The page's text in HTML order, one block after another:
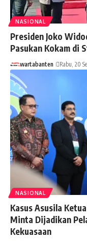
NASIONAL
Presiden Joko
Pasukan Kokam di
wartabanten Rabu, 20
NASIONAL
Kasus Asusila
Minta Dijadikan
Kekuasaan